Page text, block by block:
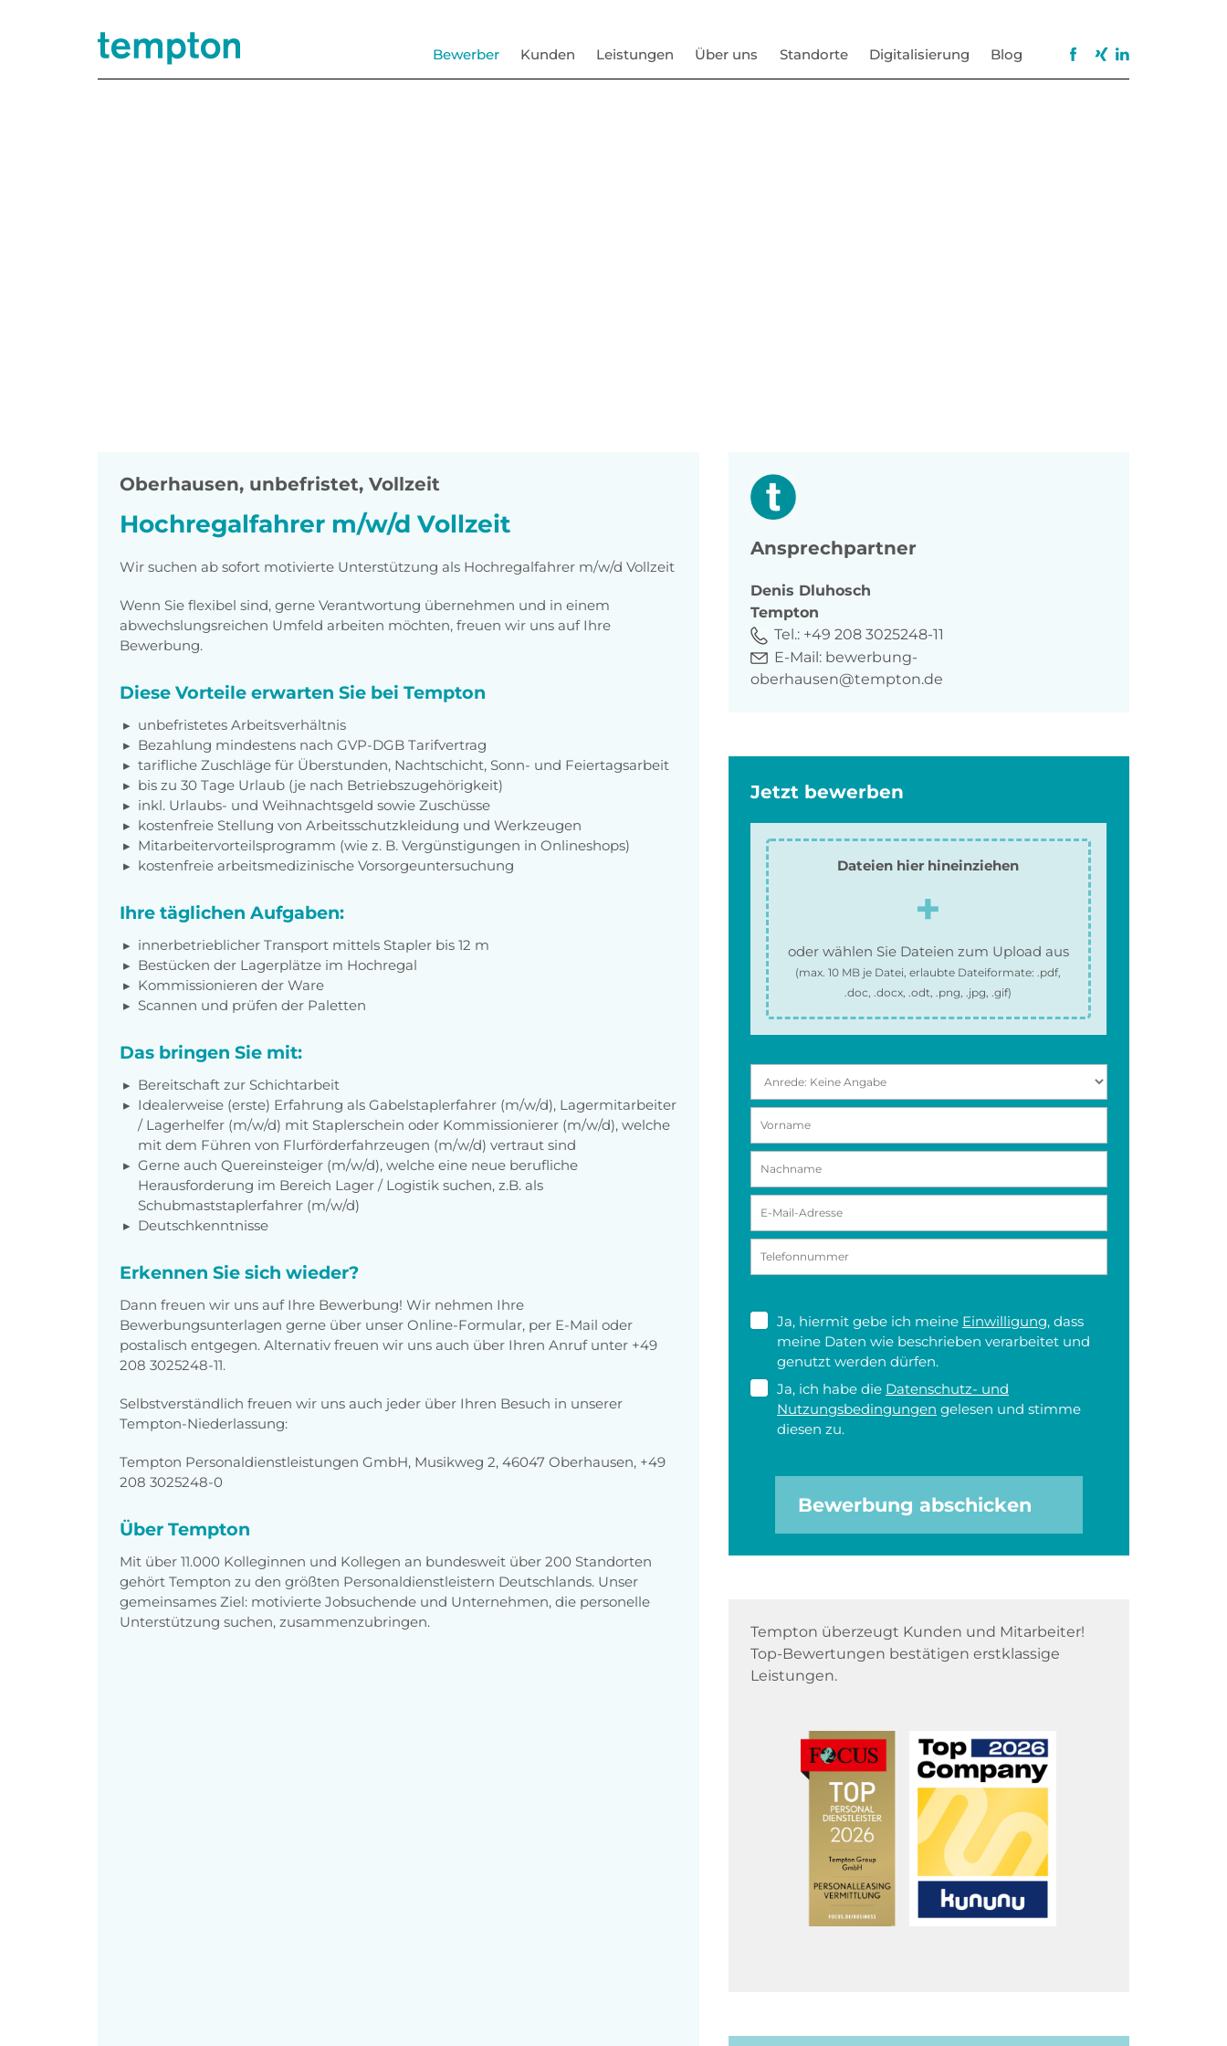
Bewerber Kunden Leistungen Über uns Standorte Digitalisierung Blog
Oberhausen, unbefristet, Vollzeit
Hochregalfahrer m/w/d Vollzeit
Wir suchen ab sofort motivierte Unterstützung als Hochregalfahrer m/w/d Vollzeit
Wenn Sie flexibel sind, gerne Verantwortung übernehmen und in einem
abwechslungsreichen Umfeld arbeiten möchten, freuen wir uns auf Ihre
Bewerbung.
Diese Vorteile erwarten Sie bei Tempton
unbefristetes Arbeitsverhältnis
Bezahlung mindestens nach GVP-DGB Tarifvertrag
tarifliche Zuschläge für Überstunden, Nachtschicht, Sonn- und Feiertagsarbeit
bis zu 30 Tage Urlaub (je nach Betriebszugehörigkeit)
inkl. Urlaubs- und Weihnachtsgeld sowie Zuschüsse
kostenfreie Stellung von Arbeitsschutzkleidung und Werkzeugen
Mitarbeitervorteilsprogramm (wie z. B. Vergünstigungen in Onlineshops)
kostenfreie arbeitsmedizinische Vorsorgeuntersuchung
Ihre täglichen Aufgaben:
innerbetrieblicher Transport mittels Stapler bis 12 m
Bestücken der Lagerplätze im Hochregal
Kommissionieren der Ware
Scannen und prüfen der Paletten
Das bringen Sie mit:
Bereitschaft zur Schichtarbeit
Idealerweise (erste) Erfahrung als Gabelstaplerfahrer (m/w/d), Lagermitarbeiter
/ Lagerhelfer (m/w/d) mit Staplerschein oder Kommissionierer (m/w/d), welche
mit dem Führen von Flurförderfahrzeugen (m/w/d) vertraut sind
Gerne auch Quereinsteiger (m/w/d), welche eine neue berufliche
Herausforderung im Bereich Lager / Logistik suchen, z.B. als
Schubmaststaplerfahrer (m/w/d)
Deutschkenntnisse
Erkennen Sie sich wieder?
Dann freuen wir uns auf Ihre Bewerbung! Wir nehmen Ihre
Bewerbungsunterlagen gerne über unser Online-Formular, per E-Mail oder
postalisch entgegen. Alternativ freuen wir uns auch über Ihren Anruf unter +49
208 3025248-11.
Selbstverständlich freuen wir uns auch jeder über Ihren Besuch in unserer
Tempton-Niederlassung:
Tempton Personaldienstleistungen GmbH, Musikweg 2, 46047 Oberhausen, +49
208 3025248-0
Über Tempton
Mit über 11.000 Kolleginnen und Kollegen an bundesweit über 200 Standorten
gehört Tempton zu den größten Personaldienstleistern Deutschlands. Unser
gemeinsames Ziel: motivierte Jobsuchende und Unternehmen, die personelle
Unterstützung suchen, zusammenzubringen.
Ansprechpartner
Denis Dluhosch
Tempton
Tel.: +49 208 3025248-11
E-Mail: bewerbung-
oberhausen@tempton.de
Jetzt bewerben
Dateien hier hineinziehen
oder wählen Sie Dateien zum Upload aus
(max.10 MB je Datei, erlaubte Dateiformate:.pdf,
.doc, .docx, .odt, .png, .jpg, .gif)
Ja, hiermit gebe ich meine Einwilligung, dass
meine Daten wie beschrieben verarbeitet und
genutzt werden dürfen.
Ja, ich habe die Datenschutz- und
Nutzungsbedingungen gelesen und stimme
diesen zu.
Bewerbung abschicken
Tempton überzeugt Kunden und Mitarbeiter!
Top-Bewertungen bestätigen erstklassige
Leistungen.